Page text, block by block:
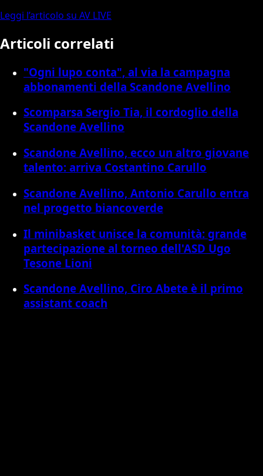
Leggi l’articolo su AV LIVE
Articoli correlati
"Ogni lupo conta", al via la campagna
abbonamenti della Scandone Avellino
Scomparsa Sergio Tia, il cordoglio della
Scandone Avellino
Scandone Avellino, ecco un altro giovane
talento: arriva Costantino Carullo
Scandone Avellino, Antonio Carullo entra
nel progetto biancoverde
Il minibasket unisce la comunità: grande
partecipazione al torneo dell'ASD Ugo
Tesone Lioni
Scandone Avellino, Ciro Abete è il primo
assistant coach